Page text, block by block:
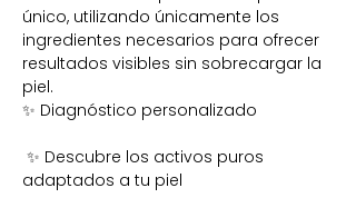
único, utilizando únicamente los
ingredientes necesarios para ofrecer
resultados visibles sin sobrecargar la
piel.
✨ Diagnóstico personalizado
adaptados a tu piel